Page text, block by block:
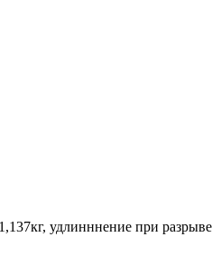
удлинннение при разрыве